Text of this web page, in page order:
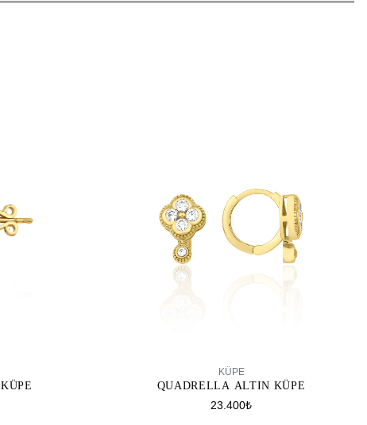
KÜPE
QUADRELLA ALTIN KÜPE
23.400₺